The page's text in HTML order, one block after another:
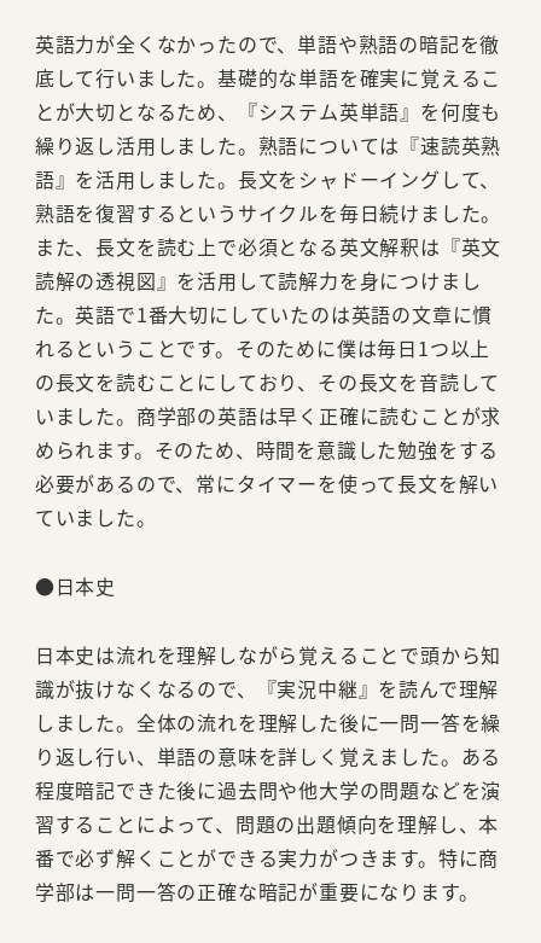
英語力が全くなかったので、単語や熟語の暗記を徹
底して行いました。基礎的な単語を確実に覚えるこ
とが大切となるため、『システム英単語』を何度も
繰り返し活用しました。熟語については『速読英熟
語』を活用しました。長文をシャドーイングして、
熟語を復習するというサイクルを毎日続けました。
また、長文を読む上で必須となる英文解釈は『英文
読解の透視図』を活用して読解力を身につけまし
た。英語で1番大切にしていたのは英語の文章に慣
れるということです。そのために僕は毎日1つ以上
の長文を読むことにしており、その長文を音読して
いました。商学部の英語は早く正確に読むことが求
められます。そのため、時間を意識した勉強をする
必要があるので、常にタイマーを使って長文を解い
ていました。
●日本史
日本史は流れを理解しながら覚えることで頭から知
識が抜けなくなるので、『実況中継』を読んで理解
しました。全体の流れを理解した後に一問一答を繰
り返し行い、単語の意味を詳しく覚えました。ある
程度暗記できた後に過去問や他大学の問題などを演
習することによって、問題の出題傾向を理解し、本
番で必ず解くことができる実力がつきます。特に商
学部は一問一答の正確な暗記が重要になります。